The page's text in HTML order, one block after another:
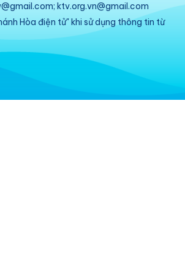
ktv.org.vn@gmail.com
Hòa điện tử" khi sử dụng thông tin từ